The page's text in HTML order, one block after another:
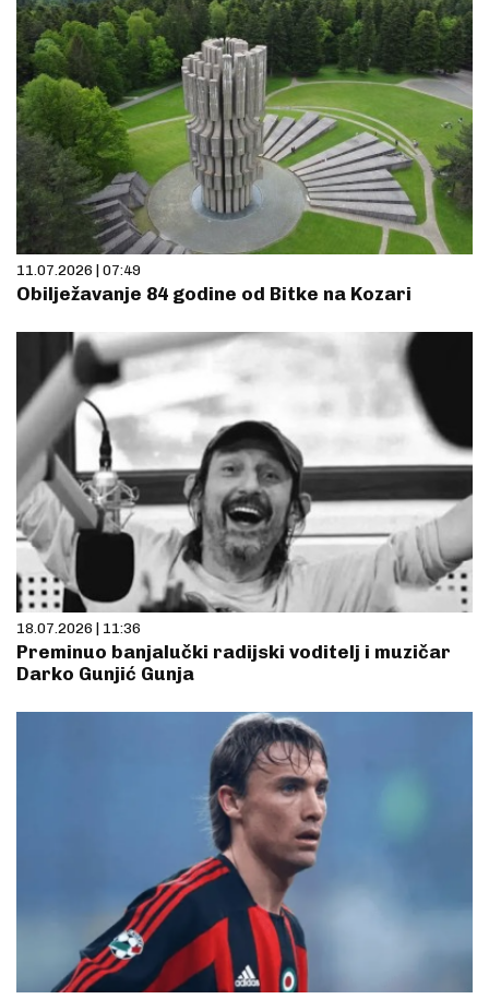
11.07.2026 | 07:49
Obilježavanje 84 godine od Bitke na Kozari
18.07.2026 | 11:36
Preminuo banjalučki radijski voditelj i muzičar
Darko Gunjić Gunja